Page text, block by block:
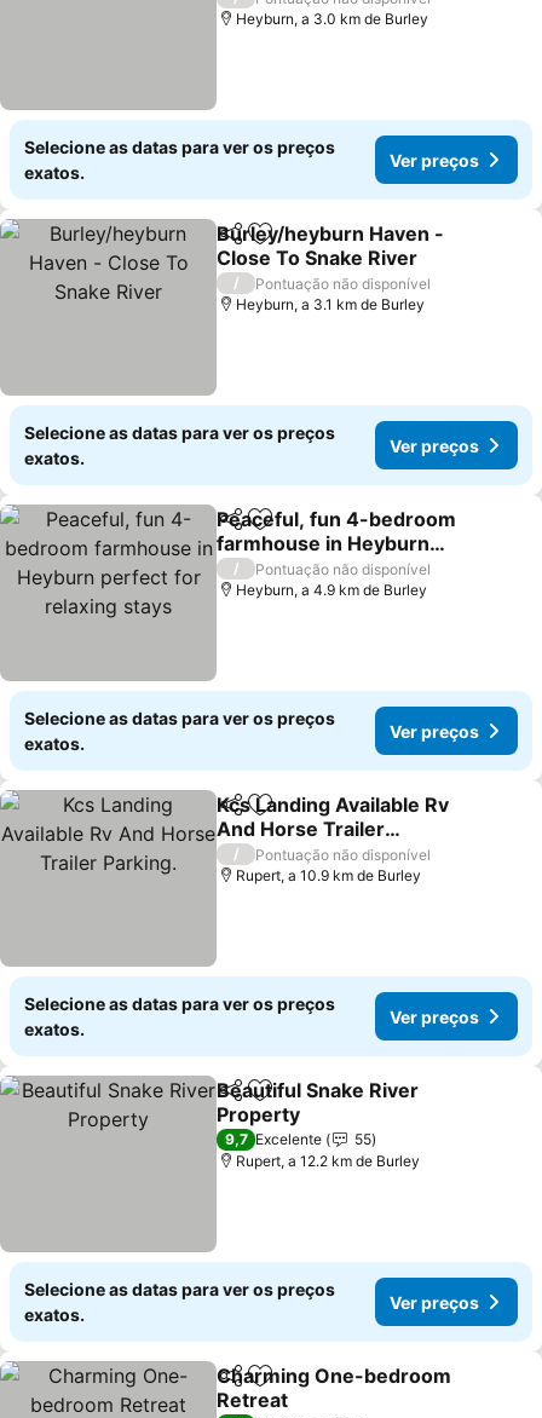
Heyburn, a 3.0 km de Burley
Selecione as datas para ver os preços
exatos.
Ver preços
PartilharAdicionar aos favoritos
Burley/heyburn Haven -
Close To Snake River
/
Pontuação não disponível
Heyburn, a 3.1 km de Burley
Selecione as datas para ver os preços
exatos.
Ver preços
PartilharAdicionar aos favoritos
Peaceful, fun 4-bedroom
farmhouse in Heyburn
perfect for relaxing stays
/
Pontuação não disponível
Heyburn, a 4.9 km de Burley
Selecione as datas para ver os preços
exatos.
Ver preços
PartilharAdicionar aos favoritos
Kcs Landing Available Rv
And Horse Trailer
Parking.
/
Pontuação não disponível
Rupert, a 10.9 km de Burley
Selecione as datas para ver os preços
exatos.
Ver preços
PartilharAdicionar aos favoritos
Beautiful Snake River
Property
9,7 Excelente
55
Rupert, a 12.2 km de Burley
Selecione as datas para ver os preços
exatos.
Ver preços
PartilharAdicionar aos favoritos
Charming One-bedroom
Retreat